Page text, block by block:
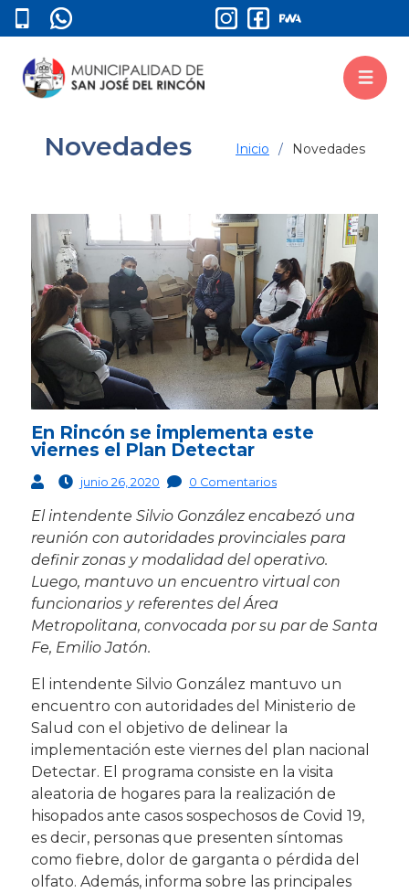
Novedades Inicio Novedades
En Rincón se implementa este
viernes el Plan Detectar
junio 26, 2020 0 Comentarios
El intendente Silvio González encabezó una
reunión con autoridades provinciales para
definir zonas y modalidad del operativo.
Luego, mantuvo un encuentro virtual con
funcionarios y referentes del Área
Metropolitana, convocada por su par de Santa
Fe, Emilio Jatón.
El intendente Silvio González mantuvo un
encuentro con autoridades del Ministerio de
Salud con el objetivo de delinear la
implementación este viernes del plan nacional
Detectar. El programa consiste en la visita
aleatoria de hogares para la realización de
hisopados ante casos sospechosos de Covid 19,
es decir, personas que presenten síntomas
como fiebre, dolor de garganta o pérdida del
olfato. Además, informa sobre las principales